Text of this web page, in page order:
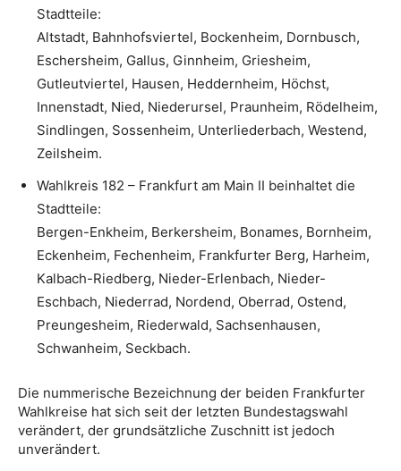
Stadtteile:
Altstadt, Bahnhofsviertel, Bockenheim, Dornbusch,
Eschersheim, Gallus, Ginnheim, Griesheim,
Gutleutviertel, Hausen, Heddernheim, Höchst,
Innenstadt, Nied, Niederursel, Praunheim, Rödelheim,
Sindlingen, Sossenheim, Unterliederbach, Westend,
Zeilsheim.
Wahlkreis 182 – Frankfurt am Main II beinhaltet die
Stadtteile:
Bergen-Enkheim, Berkersheim, Bonames, Bornheim,
Eckenheim, Fechenheim, Frankfurter Berg, Harheim,
Kalbach-Riedberg, Nieder-Erlenbach, Nieder-
Eschbach, Niederrad, Nordend, Oberrad, Ostend,
Preungesheim, Riederwald, Sachsenhausen,
Schwanheim, Seckbach.
Die nummerische Bezeichnung der beiden Frankfurter
Wahlkreise hat sich seit der letzten Bundestagswahl
verändert, der grundsätzliche Zuschnitt ist jedoch
unverändert.